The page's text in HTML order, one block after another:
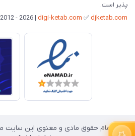
پذیر است.
digi-ketab.com ✅djketab.com
«« تمام حقوق مادی و معنوی این سایت